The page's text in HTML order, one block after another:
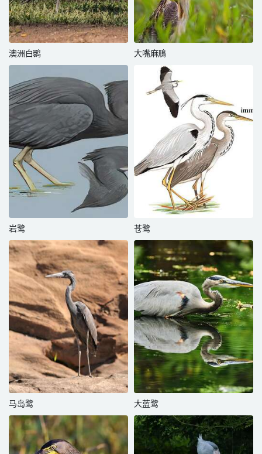
澳洲白鹮 大嘴麻鳽
岩鹭 苍鹭
马岛鹭 大蓝鹭